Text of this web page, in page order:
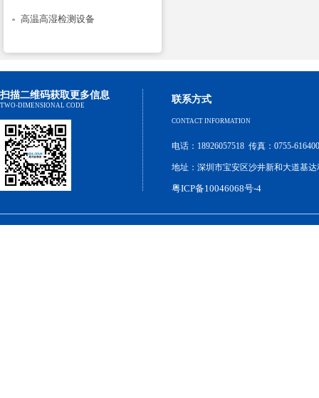
高温高湿检测设备
扫描二维码获取更多信息
TWO-DIMENSIONAL CODE
联系方式
CONTACT INFORMATION
电话：18926057518 传真：0755-
地址：深圳市宝安区沙井新和大道基
粤ICP备10046068号-4